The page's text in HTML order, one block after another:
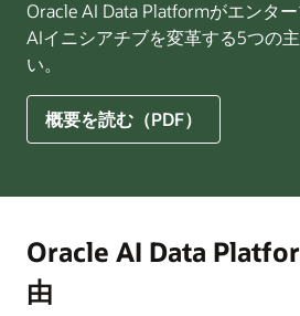
ソ
リ
ュ
シ
ョ
を
読
む
イ
ズ
AI
が
金
融
企
業
Oracle AI Data Platformがエンタ
AIイニシアチブを変革する5つの
い。
概要を読む（PDF）
Oracle
AI
ジ
ネ
Oracle AI Data
由